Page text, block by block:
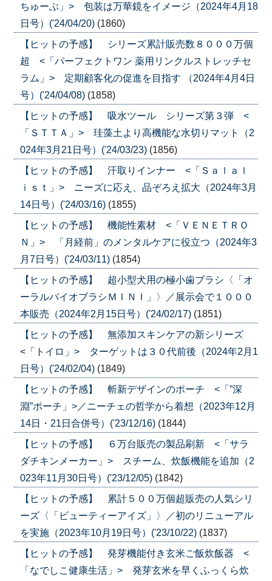
ちゅーぶ」> 包装は万華鏡をイメージ（2024年4月18
日号）('24/04/20) (1860)
【ヒットの予感】 シリーズ累計販売数８０００万個
超 <「パーフェクトワン 薬用リンクルストレッチセ
ラム」> 定期顧客化の促進を目指す （2024年4月4日
号）('24/04/08) (1858)
【ヒットの予感】 吸水ツール シリーズ第３弾 <
「ＳＴＴＡ」> 珪藻土より高機能な水切りマット（2
024年3月21日号）('24/03/23) (1856)
【ヒットの予感】 汗取りインナー <「Ｓａｌａｌ
ｉｓｔ」> ニーズに応え、品ぞろえ拡大（2024年3月
14日号）('24/03/16) (1855)
【ヒットの予感】 機能性素材 <「ＶＥＮＥＴＲＯ
Ｎ」> 「月経前」のメンタルケアに役立つ（2024年3
月7日号）('24/03/11) (1854)
【ヒットの予感】 超小型犬用の極小歯ブラシ〈「オ
ーラルバイオブラシＭＩＮＩ」〉／展示会で１０００
本販売（2024年2月15日号）('24/02/17) (1851)
【ヒットの予感】 無添加スキンケアの新シリーズ
<「トイロ」> ターゲットは３０代前後（2024年2月1
日号）('24/02/04) (1849)
【ヒットの予感】 斬新デザインのポーチ <「”深
淵”ポーチ」>／ニーチェの哲学から着想（2023年12月
14日・21日合併号）('23/12/16) (1844)
【ヒットの予感】 ６万台販売の製品刷新 <「サラ
ダチキンメーカー」> スチーム、炊飯機能を追加（2
023年11月30日号）('23/12/05) (1842)
【ヒットの予感】 累計５００万個超販売の人気シリ
ーズ〈「ビューティーアイズ」〉／初のリニューアル
を実施（2023年10月19日号）('23/10/22) (1837)
【ヒットの予感】 発芽機能付き玄米ご飯炊飯器 <
「なでしこ健康生活」> 発芽玄米を早くふっくら炊